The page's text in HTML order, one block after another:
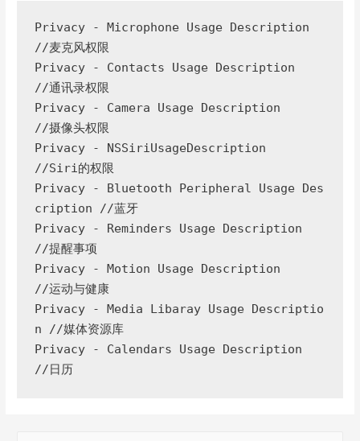
Privacy - Microphone Usage Description
//麦克风权限
Privacy - Contacts Usage Description
//通讯录权限
Privacy - Camera Usage Description
//摄像头权限
Privacy - NSSiriUsageDescription
//Siri的权限
Privacy - Bluetooth Peripheral Usage Des
cription //蓝牙
Privacy - Reminders Usage Description
//提醒事项
Privacy - Motion Usage Description
//运动与健康
Privacy - Media Libaray Usage Descriptio
n //媒体资源库
Privacy - Calendars Usage Description
//日历